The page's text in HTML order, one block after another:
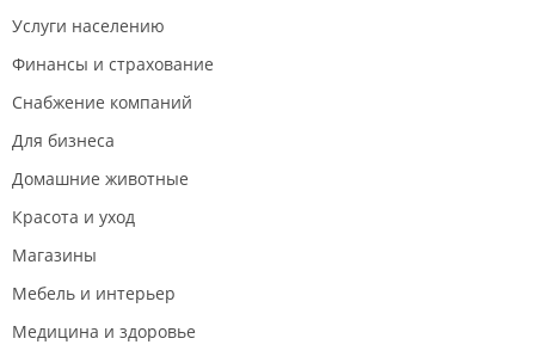
Услуги населению
Финансы и страхование
Снабжение компаний
Для бизнеса
Домашние животные
Красота и уход
Магазины
Мебель и интерьер
Медицина и здоровье